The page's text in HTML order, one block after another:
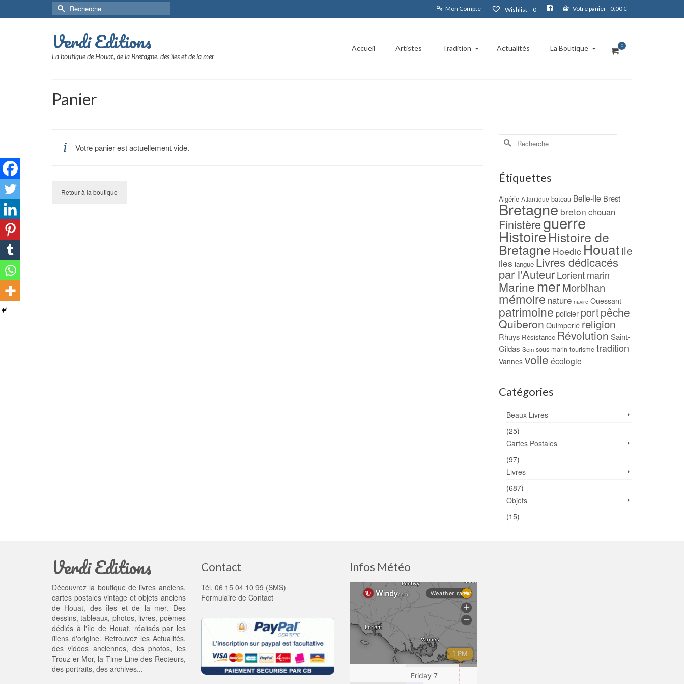
Mon Compte Wishlist – 0 Votre panier- 0,00€
Rechercher :
Verdi Editions
La boutique de Houat, de la Bretagne, des îles et de la mer
Accueil Artistes Tradition Actualités La Boutique 0
Panier
Votre panier est actuellement vide.
Retour à la boutique
Rechercher :
Étiquettes
Algérie Atlantique bateau Belle-Ile Brest
Bretagne breton chouan
Finistèreguerre
HistoireHistoire de
Bretagne Hoedic Houatile
iles langue Livres dédicacés
par l'Auteur Lorient marin
MarinemerMorbihan
mémoire nature navire Ouessant
patrimoine policier portpêche
Quiberon Quimperlé religion
Rhuys Résistance Révolution Saint-
Gildas Sein sous-marin tourisme tradition
Vannes voile écologie
Catégories
Beaux Livres
(25)
Cartes Postales
(97)
Livres
(687)
Objets
(15)
Verdi Editions
Découvrez la boutique de livres anciens,
cartes postales vintage et objets anciens
de Houat, des îles et de la mer. Des
dessins, tableaux, photos, livres, poèmes
dédiés à l'île de Houat, réalisés par les
îliens d'origine. Retrouvez les Actualités,
desvidéos anciennes, desphotos, les
Trouz-er-Mor, la Time-Line des Recteurs,
des portraits, des archives...
Contact
Tél. 06 15 04 10 99 (SMS)
Formulaire de Contact
Infos Météo